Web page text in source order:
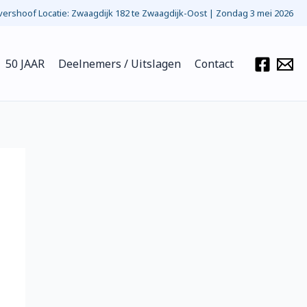
Locatie: Zwaagdijk 182 te Zwaagdijk-Oost | Zondag 3 mei 2026
50 JAAR Deelnemers / Uitslagen Contact